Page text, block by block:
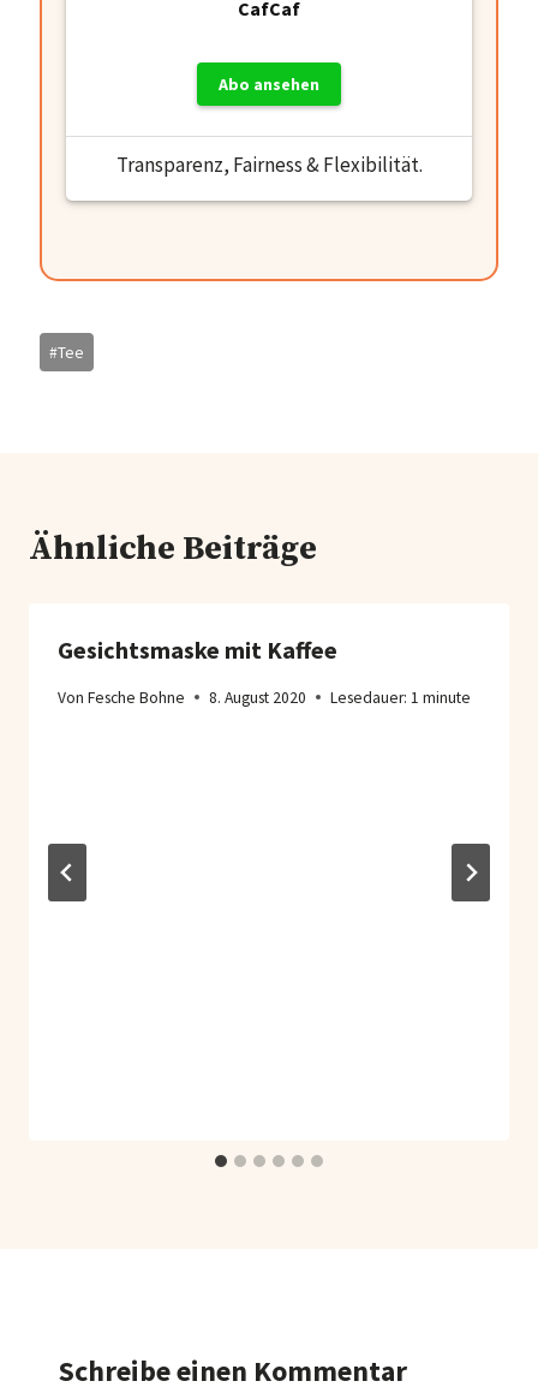
CafCaf
Abo ansehen
Transparenz, Fairness & Flexibilität.
Schlagworte:
#Tee
Ähnliche Beiträge
Gesichtsmaske mit Kaffee
Von Fesche Bohne 8. August 2020 Lesedauer: 1minute
Schreibe einen Kommentar